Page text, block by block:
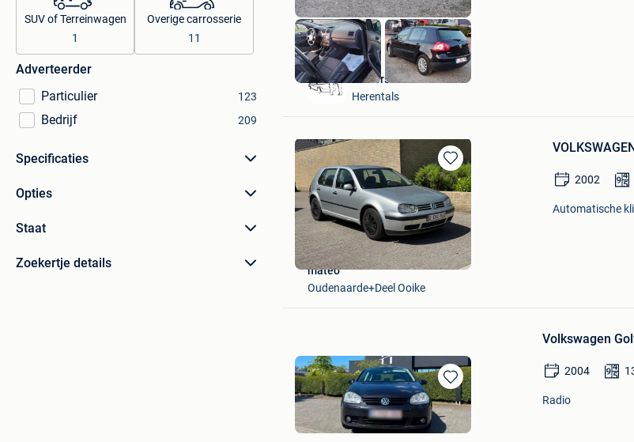
SUV of Terreinwagen
1
Overige carrosserie
11
Adverteerder
Particulier
123
Bedrijf 209
Specificaties
Opties
Staat
Zoekertje details
Universeel Auto's
Herentals
Bewaren
in
Mijn
Favorieten
2002
Automatische
mateo
Oudenaarde+Deel Ooike
Bewaren
in
Mijn
Favorieten
Volkswagen
2004
Radio